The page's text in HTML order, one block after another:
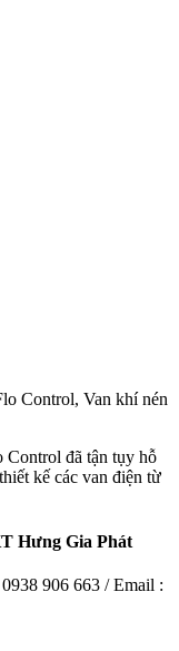
Control, Van khí nén
Control đã tận tụy hỗ
kế các van điện từ
Hưng Gia Phát
906 663 / Email :